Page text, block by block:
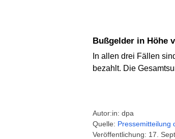
Bußgelder in Höhe
In allen drei Fällen
bezahlt. Die
Autor:in: dpa
Quelle: Pressemitteilung
Veröffentlichung: 17.